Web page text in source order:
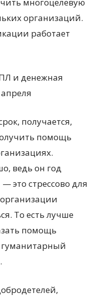
организаций.
работает
и денежная
получается,
помощь
ведь он год
это стрессово для
То есть лучше
помощь